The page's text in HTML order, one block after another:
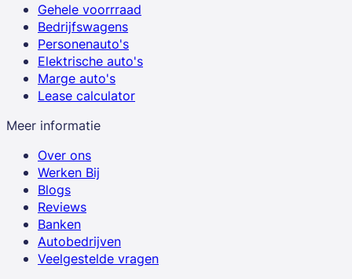
Gehele voorrraad
Bedrijfswagens
Personenauto's
Elektrische auto's
Marge auto's
Lease calculator
Meer informatie
Over ons
Werken Bij
Blogs
Reviews
Banken
Autobedrijven
Veelgestelde vragen